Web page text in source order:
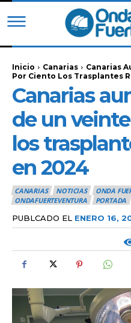
Inicio Canarias
Canarias
Por Ciento Los Trasplantes
Canarias
de un
los
en 2024
CANARIAS NOTICIAS
ONDA
ONDAFUERTEVENTURA
PORTADA
PUBLCADO EL ENERO 16,